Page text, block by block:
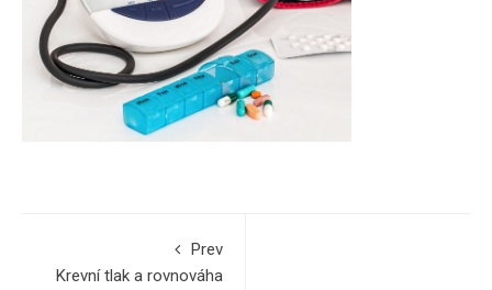
Prev
Krevní tlak a rovnováha